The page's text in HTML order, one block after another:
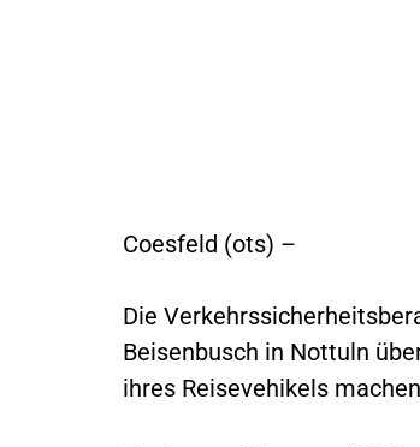
Coesfeld (ots) –
Die
Beisenbusch in Nottuln
ihres Reisevehikels